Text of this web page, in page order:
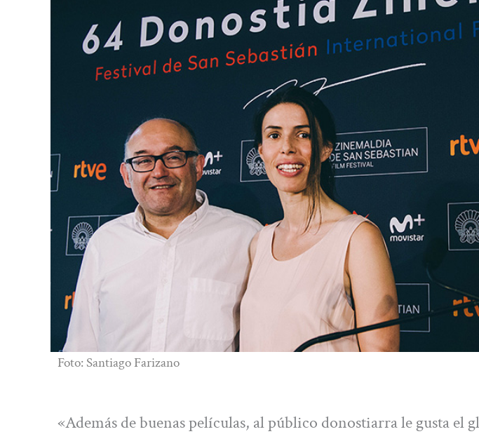
Foto: Santiago Farizano
«Además de buenas películas, al público donostiarra le gusta el